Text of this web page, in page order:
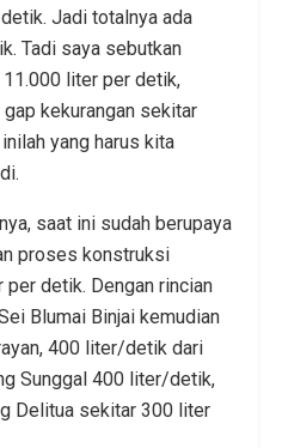
Jadi totalnya ada
Tadi saya sebutkan
11.000 liter per detik,
kekurangan sekitar
yang harus kita
saat ini sudah berupaya
proses konstruksi
detik. Dengan rincian
Blumai Binjai kemudian
400 liter/detik dari
Sunggal 400 liter/detik,
Delitua sekitar 300 liter